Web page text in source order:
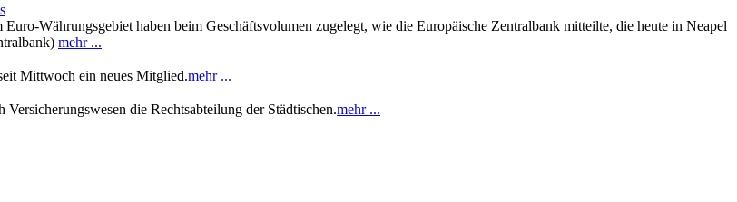
Währungsgebiet haben beim Geschäftsvolumen zugelegt, wie die Europäische Zentralbank mitteilte, die heute in Neapel
mehr ...
Mittwoch ein neues Mitglied.mehr ...
die Rechtsabteilung der Städtischen.mehr ...